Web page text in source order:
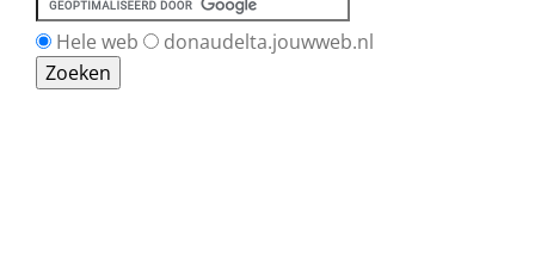
Hele web donaudelta.jouwweb.nl